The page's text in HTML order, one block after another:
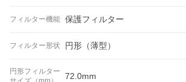
フィルター機能 保護フィルター
フィルター形状 円形（薄型）
円形フィルター
72.0mm